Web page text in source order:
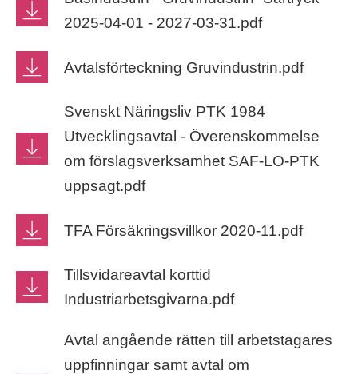
2025-04-01 - 2027-03-31.pdf
Avtalsförteckning Gruvindustrin.pdf
Svenskt Näringsliv PTK 1984
Utvecklingsavtal - Överenskommelse
om förslagsverksamhet SAF-LO-PTK
uppsagt.pdf
TFA Försäkringsvillkor 2020-11.pdf
Tillsvidareavtal korttid
Industriarbetsgivarna.pdf
Avtal angående rätten till arbetstagares
uppfinningar samt avtal om